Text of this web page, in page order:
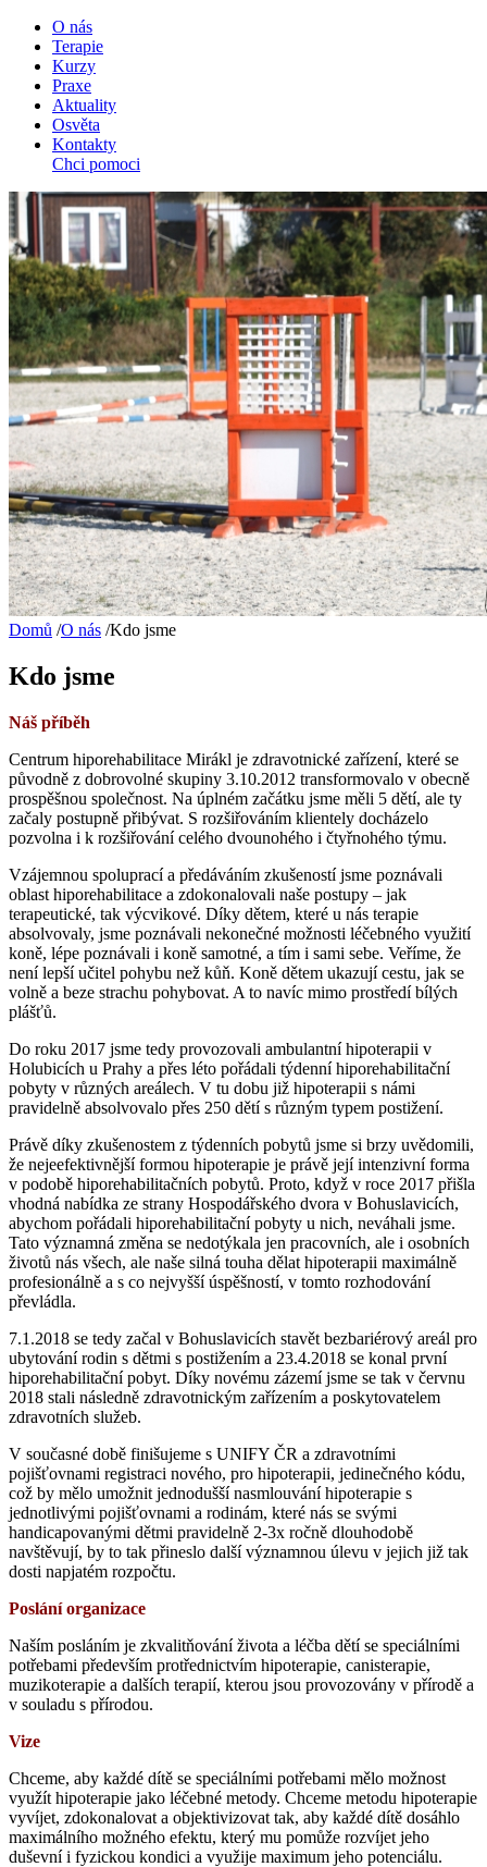
O nás
Terapie
Kurzy
Praxe
Aktuality
Osvěta
Kontakty
Chci pomoci
Domů /O nás /Kdo jsme
Kdo jsme
Náš příběh
Centrum hiporehabilitace Mirákl je zdravotnické zařízení, které se
původně z dobrovolné skupiny 3.10.2012 transformovalo v obecně
prospěšnou společnost. Na úplném začátku jsme měli 5 dětí, ale ty
začaly postupně přibývat. S rozšiřováním klientely docházelo
pozvolna i k rozšiřování celého dvounohého i čtyřnohého týmu.
Vzájemnou spoluprací a předáváním zkušeností jsme poznávali
oblast hiporehabilitace a zdokonalovali naše postupy – jak
terapeutické, tak výcvikové. Díky dětem, které u nás terapie
absolvovaly, jsme poznávali nekonečné možnosti léčebného využití
koně, lépe poznávali i koně samotné, a tím i sami sebe. Veříme, že
není lepší učitel pohybu než kůň. Koně dětem ukazují cestu, jak se
volně a beze strachu pohybovat. A to navíc mimo prostředí bílých
plášťů.
Do roku 2017 jsme tedy provozovali ambulantní hipoterapii v
Holubicích u Prahy a přes léto pořádali týdenní hiporehabilitační
pobyty v různých areálech. V tu dobu již hipoterapii s námi
pravidelně absolvovalo přes 250 dětí s různým typem postižení.
Právě díky zkušenostem z týdenních pobytů jsme si brzy uvědomili,
že nejeefektivnější formou hipoterapie je právě její intenzivní forma
v podobě hiporehabilitačních pobytů. Proto, když v roce 2017 přišla
vhodná nabídka ze strany Hospodářského dvora v Bohuslavicích,
abychom pořádali hiporehabilitační pobyty u nich, neváhali jsme.
Tato významná změna se nedotýkala jen pracovních, ale i osobních
životů nás všech, ale naše silná touha dělat hipoterapii maximálně
profesionálně a s co nejvyšší úspěšností, v tomto rozhodování
převládla.
7.1.2018 se tedy začal v Bohuslavicích stavět bezbariérový areál pro
ubytování rodin s dětmi s postižením a 23.4.2018 se konal první
hiporehabilitační pobyt. Díky novému zázemí jsme se tak v červnu
2018 stali následně zdravotnickým zařízením a poskytovatelem
zdravotních služeb.
V současné době finišujeme s UNIFY ČR a zdravotními
pojišťovnami registraci nového, pro hipoterapii, jedinečného kódu,
což by mělo umožnit jednodušší nasmlouvání hipoterapie s
jednotlivými pojišťovnami a rodinám, které nás se svými
handicapovanými dětmi pravidelně 2-3x ročně dlouhodobě
navštěvují, by to tak přineslo další významnou úlevu v jejich již tak
dosti napjatém rozpočtu.
Poslání organizace
Naším posláním je zkvalitňování života a léčba dětí se speciálními
potřebami především protřednictvím hipoterapie, canisterapie,
muzikoterapie a dalších terapií, kterou jsou provozovány v přírodě a
v souladu s přírodou.
Vize
Chceme, aby každé dítě se speciálními potřebami mělo možnost
využít hipoterapie jako léčebné metody. Chceme metodu hipoterapie
vyvíjet, zdokonalovat a objektivizovat tak, aby každé dítě dosáhlo
maximálního možného efektu, který mu pomůže rozvíjet jeho
duševní i fyzickou kondici a využije maximum jeho potenciálu.